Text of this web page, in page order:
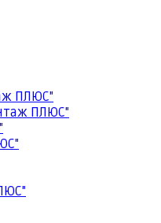
ПЛЮС"
ПЛЮС"